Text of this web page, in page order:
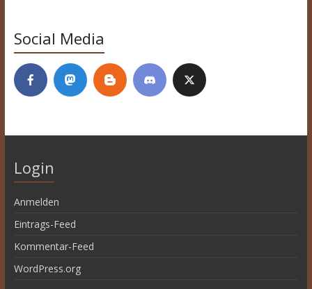
Social Media
Login
Anmelden
Eintrags-Feed
Kommentar-Feed
WordPress.org